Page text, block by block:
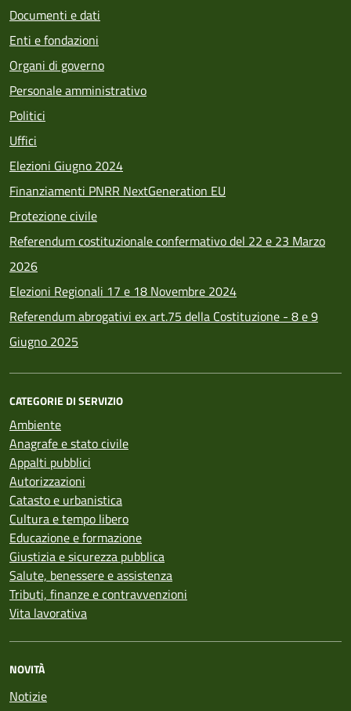
Documenti e dati
Enti e fondazioni
Organi di governo
Personale amministrativo
Politici
Uffici
Elezioni Giugno 2024
Finanziamenti PNRR NextGeneration EU
Protezione civile
Referendum costituzionale confermativo del 22 e 23 Marzo
2026
Elezioni Regionali 17 e 18 Novembre 2024
Referendum abrogativi ex art.75 della Costituzione - 8 e 9
Giugno 2025
CATEGORIE DI SERVIZIO
Ambiente
Anagrafe e stato civile
Appalti pubblici
Autorizzazioni
Catasto e urbanistica
Cultura e tempo libero
Educazione e formazione
Giustizia e sicurezza pubblica
Salute, benessere e assistenza
Tributi, finanze e contravvenzioni
Vita lavorativa
NOVITÀ
Notizie